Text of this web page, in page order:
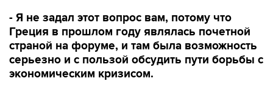
- Я не задал этот вопрос вам, потому что
Греция в прошлом году являлась почетной
страной на форуме, и там была возможность
серьезно и с пользой обсудить пути борьбы с
экономическим кризисом.